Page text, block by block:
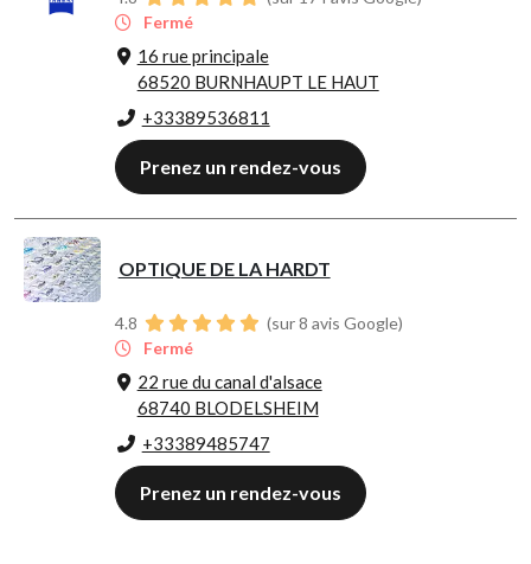
Fermé
16 rue principale
68520 BURNHAUPT LE HAUT
+33389536811
Prenez un rendez-vous
OPTIQUE DE LA HARDT
4.8
(sur 8 avis Google)
Fermé
22 rue du canal d'alsace
68740 BLODELSHEIM
+33389485747
Prenez un rendez-vous